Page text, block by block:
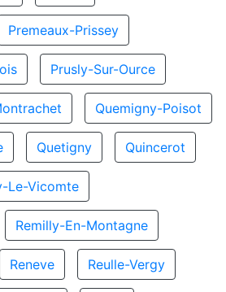
Premeaux-Prissey
Prusly-Sur-Ource
Quemigny-Poisot
Quetigny Quincerot
Le-Vicomte
Remilly-En-Montagne
Reneve Reulle-Vergy